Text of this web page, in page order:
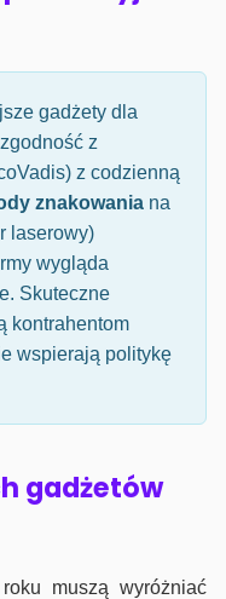
gadżety dla
z
z codzienną
znakowania na
laserowy)
wygląda
Skuteczne
kontrahentom
wspierają politykę
gadżetów
muszą wyróżniać